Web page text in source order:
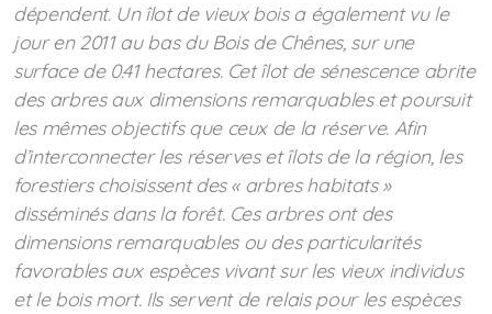
dépendent. Un îlot de vieux bois a également vu le
jour en 2011 au bas du Bois de Chênes, sur une
surface de 0.41 hectares. Cet îlot de sénescence abrite
des arbres aux dimensions remarquables et poursuit
les mêmes objectifs que ceux de la réserve. Afin
d’interconnecter les réserves et îlots de la région, les
forestiers choisissent des « arbres habitats »
disséminés dans la forêt. Ces arbres ont des
dimensions remarquables ou des particularités
favorables aux espèces vivant sur les vieux individus
et le bois mort. Ils servent de relais pour les espèces